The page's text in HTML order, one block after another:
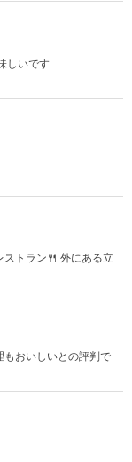
しいです
トラン🍴 外にある立
もおいしいとの評判で